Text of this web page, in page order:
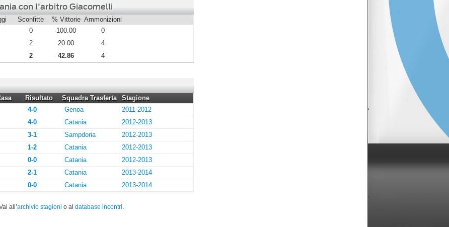
con l'arbitro Giacomelli
Sconfitte % Vittorie Ammonizioni
0 100.00
0
2 20.00
4
2 42.86 4
Risultato Squadra Trasferta
Stagione
4-0 Genoa
2011-2012
4-0 Catania
2012-2013
3-1 Sampdoria
2012-2013
1-2 Catania
2012-2013
0-0 Catania
2012-2013
2-1 Catania
2013-2014
0-0 Catania 2013-2014
all’archivio stagioni o al database incontri.